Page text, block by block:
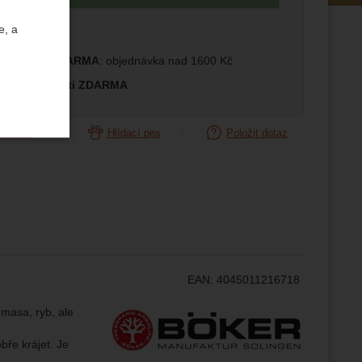
a
ČR ZDARMA: objednávka nad 1600 Kč
velikosti ZDARMA
Hlídací pes Položit dotaz
EAN: 4045011216718
Výrobce:
ryb, ale
krájet. Je